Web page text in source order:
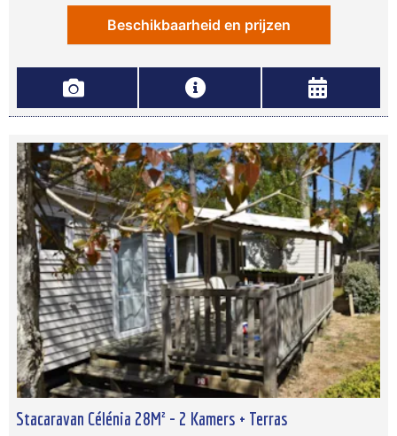
Beschikbaarheid en prijzen
Stacaravan Célénia 28M² - 2 Kamers + Terras